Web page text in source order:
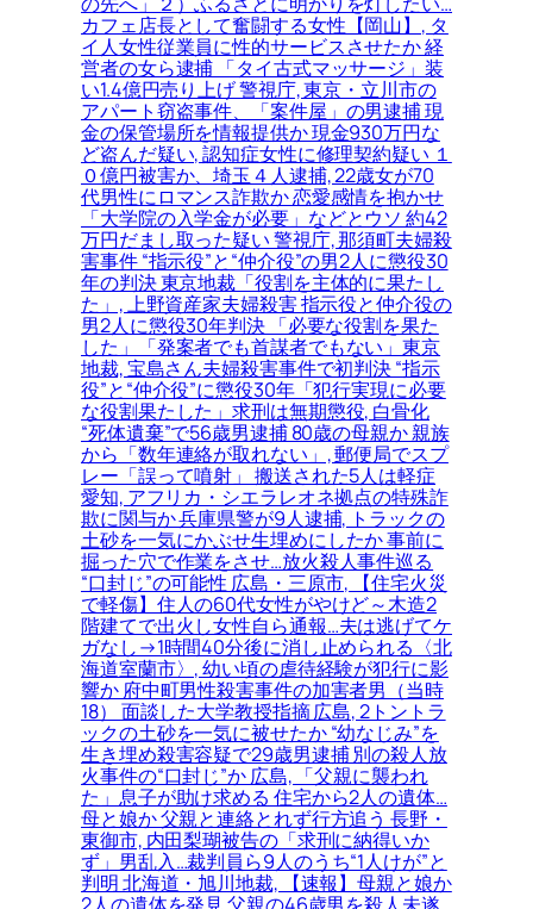
カフェ店長として奮闘する女性【岡山】, タ
イ人女性従業員に性的サービスさせたか 経
営者の女ら逮捕 「タイ古式マッサージ」装
い1.4億円売り上げ 警視庁, 東京・立川市の
アパート窃盗事件、「案件屋」の男逮捕 現
金の保管場所を情報提供か 現金930万円な
ど盗んだ疑い, 認知症女性に修理契約疑い １
０億円被害か、埼玉４人逮捕, 22歳女が70
代男性にロマンス詐欺か 恋愛感情を抱かせ
「大学院の入学金が必要」などとウソ 約42
万円だまし取った疑い 警視庁, 那須町夫婦殺
害事件 “指示役”と“仲介役”の男2人に懲役30
年の判決 東京地裁「役割を主体的に果たし
た」, 上野資産家夫婦殺害 指示役と仲介役の
男2人に懲役30年判決 「必要な役割を果た
した」「発案者でも首謀者でもない」東京
地裁, 宝島さん夫婦殺害事件で初判決 “指示
役”と“仲介役”に懲役30年「犯行実現に必要
な役割果たした」求刑は無期懲役, 白骨化
“死体遺棄”で56歳男逮捕 80歳の母親か 親族
から「数年連絡が取れない」, 郵便局でスプ
レー「誤って噴射」 搬送された5人は軽症
愛知, アフリカ・シエラレオネ拠点の特殊詐
欺に関与か 兵庫県警が9人逮捕, トラックの
土砂を一気にかぶせ生埋めにしたか 事前に
掘った穴で作業をさせ…放火殺人事件巡る
“口封じ”の可能性 広島・三原市, 【住宅火災
で軽傷】住人の60代女性がやけど～木造2
階建てで出火し女性自ら通報…夫は逃げてケ
ガなし→1時間40分後に消し止められる〈北
海道室蘭市〉, 幼い頃の虐待経験が犯行に影
響か 府中町男性殺害事件の加害者男（当時
18） 面談した大学教授指摘 広島, 2トントラ
ックの土砂を一気に被せたか “幼なじみ”を
生き埋め殺害容疑で29歳男逮捕 別の殺人放
火事件の“口封じ”か 広島, 「父親に襲われ
た」息子が助け求める 住宅から2人の遺体…
母と娘か 父親と連絡とれず行方追う 長野・
東御市, 内田梨瑚被告の「求刑に納得いか
ず」男乱入…裁判員ら9人のうち“1人けが”と
判明 北海道・旭川地裁, 【速報】母親と娘か